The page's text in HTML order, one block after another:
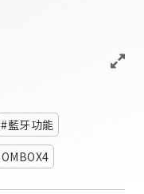
活動
藍牙功能